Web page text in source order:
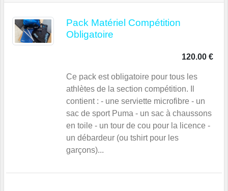
Pack Matériel Compétition
Obligatoire
120.00 €
Ce pack est obligatoire pour tous les
athlètes de la section compétition. Il
contient : - une serviette microfibre - un
sac de sport Puma - un sac à chaussons
en toile - un tour de cou pour la licence -
un débardeur (ou tshirt pour les
garçons)...